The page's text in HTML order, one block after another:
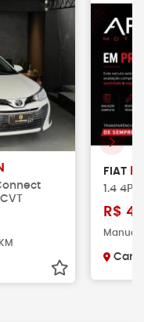
FIAT
1.4 4P
R$
Manual